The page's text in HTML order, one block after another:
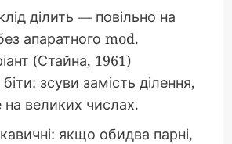
ділить — повільно на
апаратного mod.
(Стайна, 1961)
зсуви замість ділення,
на великих числах.
якщо обидва парні,